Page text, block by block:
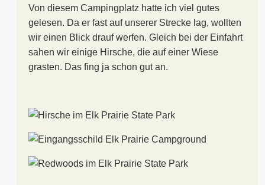
Von diesem Campingplatz hatte ich viel gutes
gelesen. Da er fast auf unserer Strecke lag, wollten
wir einen Blick drauf werfen. Gleich bei der Einfahrt
sahen wir einige Hirsche, die auf einer Wiese
grasten. Das fing ja schon gut an.